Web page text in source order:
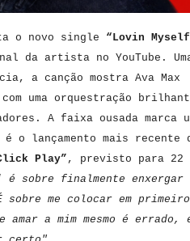
o novo single “Lovin
da artista no YouTube.
a canção mostra Ava Max
uma orquestração
A faixa ousada marca
o lançamento mais recente
Play” , previsto para 22
é sobre finalmente enxergar
sobre me colocar em primeiro
a mim mesmo é errado,